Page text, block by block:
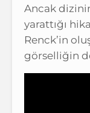
Ancak
yarattığı
Renck’in
görselliğin